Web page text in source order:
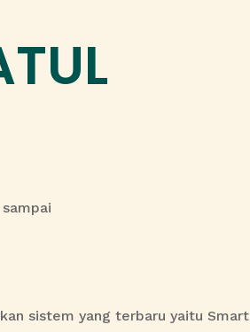
sistem yang terbaru yaitu Smart